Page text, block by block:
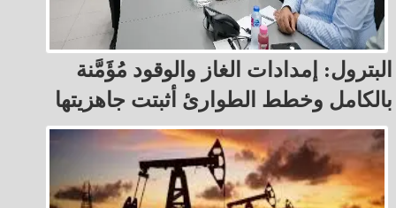
البترول: إمدادات الغاز والوقود مُؤَمَّنة
بالكامل وخطط الطوارئ أثبتت جاهزيتها